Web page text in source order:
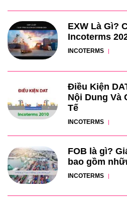
EXW Là Gì?
Incoterms
INCOTERMS
Điều Kiện
Nội Dung Và
Tế
INCOTERMS
FOB là gì?
bao gồm
INCOTERMS